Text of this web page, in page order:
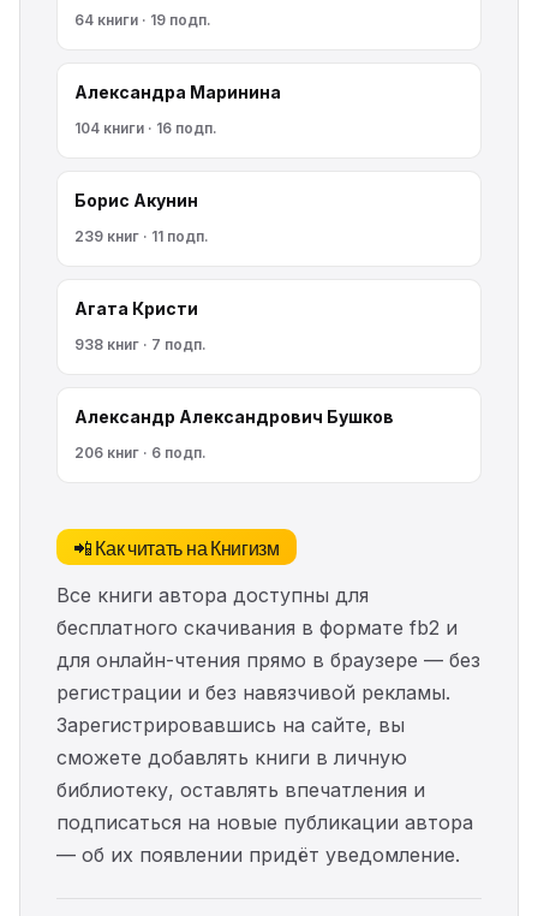
64 книги · 19 подп.
Александра Маринина
104 книги · 16 подп.
Борис Акунин
239 книг · 11 подп.
Агата Кристи
938 книг · 7 подп.
Александр Александрович Бушков
206 книг · 6 подп.
📲 Как читать на Книгизм
Все книги автора доступны для
бесплатного скачивания в формате fb2 и
для онлайн-чтения прямо в браузере — без
регистрации и без навязчивой рекламы.
Зарегистрировавшись на сайте, вы
сможете добавлять книги в личную
библиотеку, оставлять впечатления и
подписаться на новые публикации автора
— об их появлении придёт уведомление.